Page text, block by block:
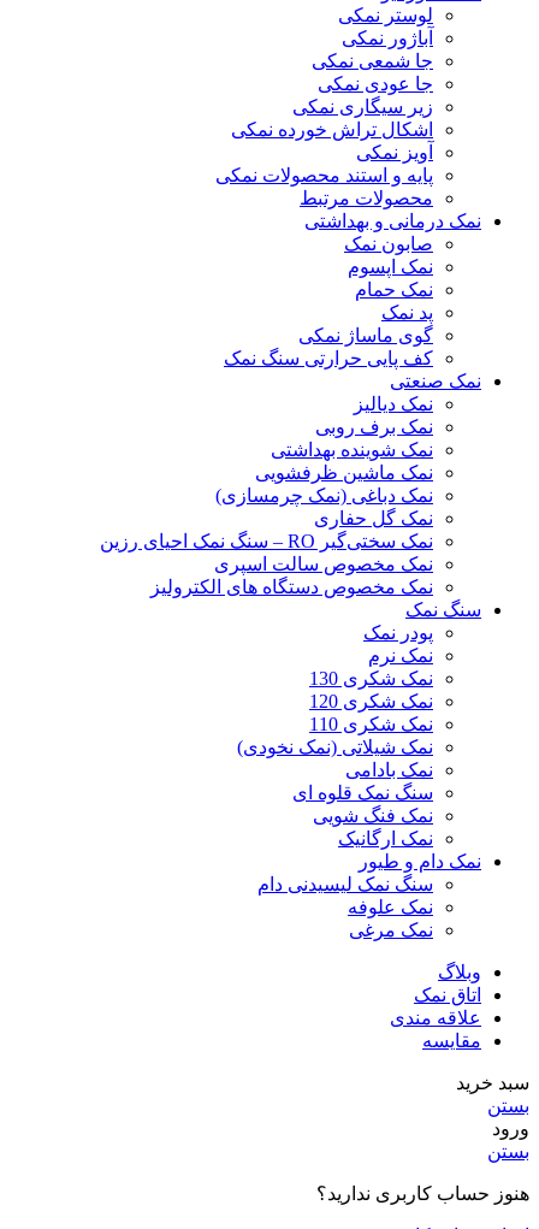
لوستر نمکی
آباژور نمکی
جا شمعی نمکی
جا عودی نمکی
زیر سیگاری نمکی
اشکال تراش خورده نمکی
آویز نمکی
پایه و استند محصولات نمکی
محصولات مرتبط
نمک درمانی و بهداشتی
صابون نمک
نمک اپسوم
نمک حمام
پد نمک
گوی ماساژ نمکی
کف پایی حرارتی سنگ نمک
نمک صنعتی
نمک دیالیز
نمک برف روبی
نمک شوینده بهداشتی
نمک ماشین ظرفشویی
نمک دباغی (نمک چرمسازی)
نمک گل حفاری
نمک سختی‌گیر RO – سنگ نمک احیای رزین
نمک مخصوص سالت اسپری
نمک مخصوص دستگاه های الکترولیز
سنگ نمک
پودر نمک
نمک نرم
نمک شکری 130
نمک شکری 120
نمک شکری 110
نمک شیلاتی (نمک نخودی)
نمک بادامی
سنگ نمک قلوه ای
نمک فنگ شویی
نمک ارگانیک
نمک دام و طیور
سنگ نمک لیسیدنی دام
نمک علوفه
نمک مرغی
وبلاگ
اتاق نمک
علاقه مندی
مقایسه
سبد خرید
بستن
ورود
بستن
هنوز حساب کاربری ندارید؟